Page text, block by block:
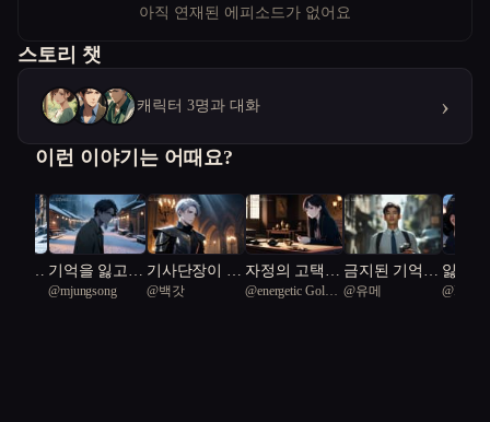
아직 연재된 에피소드가 없어요
스토리 챗
캐릭터 3명과 대화 ›
이런 이야기는 어때요?
기억을 잃고
얻는 밤
@mjungsong
기사단장이 기
억을 팔았다
@백갓
자정의 고택:
시간의 저주
@energetic Golden
금지된 기억의
기록
@유메
잃어
의 추
@Inh687